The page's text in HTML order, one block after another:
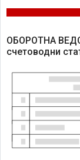
ОБОРОТНА
счетоводни